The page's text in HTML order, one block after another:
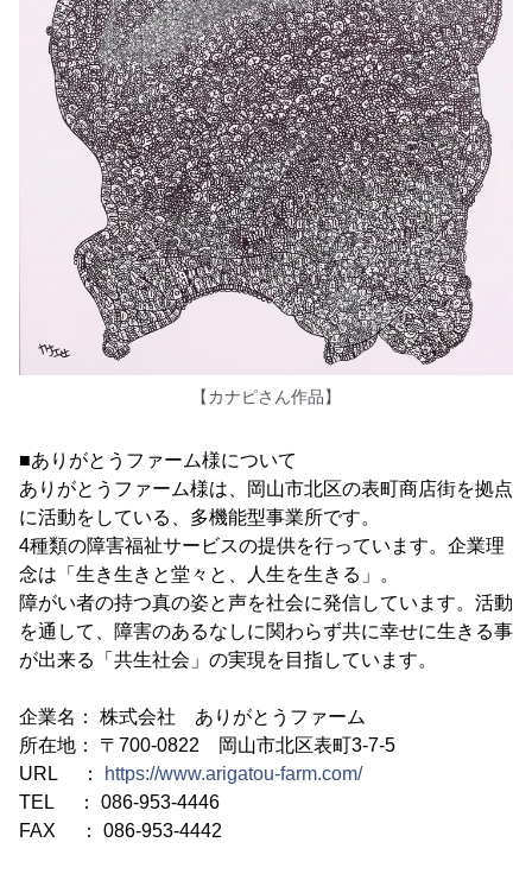
【カナピさん作品】
■ありがとうファーム様について
ありがとうファーム様は、岡山市北区の表町商店街を拠点
に活動をしている、多機能型事業所です。
4種類の障害福祉サービスの提供を行っています。企業理
念は「生き生きと堂々と、人生を生きる」。
障がい者の持つ真の姿と声を社会に発信しています。活動
を通して、障害のあるなしに関わらず共に幸せに生きる事
が出来る「共生社会」の実現を目指しています。
企業名： 株式会社 ありがとうファーム
所在地： 〒700-0822 岡山市北区表町3-7-5
URL ：
https://www.arigatou-farm.com/
TEL ： 086-953-4446
FAX ： 086-953-4442